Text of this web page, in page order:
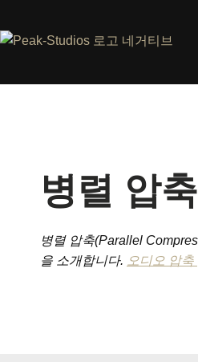
병렬 압축
병렬 압축(Parallel
을 소개합니다. 오디오 압축